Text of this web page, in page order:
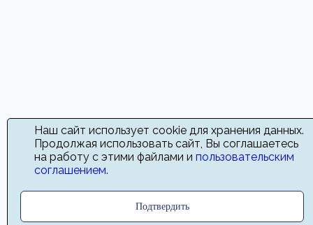
Наш сайт использует cookie для хранения данных.
Продолжая использовать сайт, Вы соглашаетесь
на работу с этими файлами и пользовательским
соглашением.
Подтвердить